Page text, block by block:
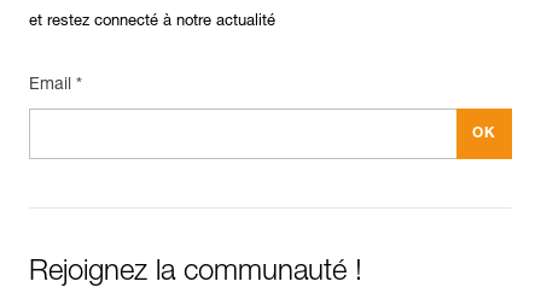
et restez connecté à notre actualité
Email *
Rejoignez la communauté !